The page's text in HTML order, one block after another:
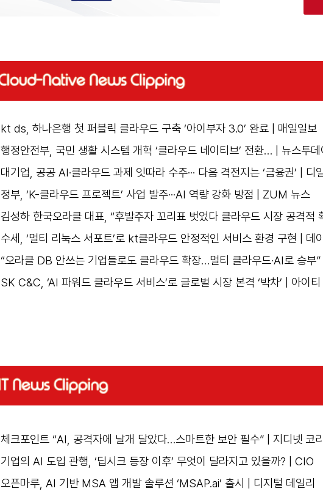
kt ds, 하나은행 첫 퍼블릭 클라우드 구축 ‘아이부자 3.0’ 완료 | 매일일보
행정안전부, 국민 생활 시스템 개혁 ‘클라우드 네이티브’ 전환… | 뉴스투데
대기업, 공공 AI·클라우드 과제 잇따라 수주··· 다음 격전지는 ‘금융권’ | 디
정부, ‘K-클라우드 프로젝트’ 사업 발주···AI 역량 강화 방점 | ZUM 뉴스
김성하 한국오라클 대표, “후발주자 꼬리표 벗었다 클라우드 시장 공격적
수세, ‘멀티 리눅스 서포트’로 kt클라우드 안정적인 서비스 환경 구현 | 데
“오라클 DB 안쓰는 기업들로도 클라우드 확장…멀티 클라우드·AI로 승부”
SK C&C, ‘AI 파워드 클라우드 서비스’로 글로벌 시장 본격 ‘박차’ | 아이티
체크포인트 “AI, 공격자에 날개 달았다…스마트한 보안 필수” | 지디넷 코
기업의 AI 도입 관행, ‘딥시크 등장 이후’ 무엇이 달라지고 있을까? | CIO
오픈마루, AI 기반 MSA 앱 개발 솔루션 ‘MSAP.ai’ 출시 | 디지털 데일리